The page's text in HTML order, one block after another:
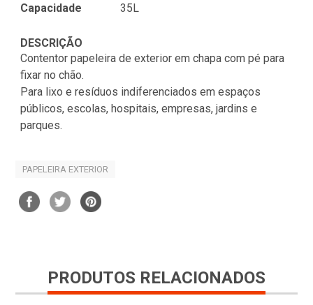
Capacidade
35L
DESCRIÇÃO
Contentor papeleira de exterior em chapa com pé para
fixar no chão.
Para lixo e resíduos indiferenciados em espaços
públicos, escolas, hospitais, empresas, jardins e
parques.
PAPELEIRA EXTERIOR
PRODUTOS RELACIONADOS